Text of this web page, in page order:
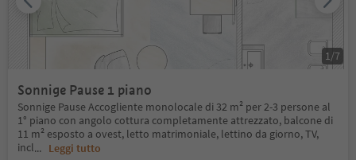
Sonnige Pause 1 piano
Sonnige Pause Accogliente monolocale di 32 m² per 2-3 persone al
1° piano con angolo cottura completamente attrezzato, balcone di
11 m² esposto a ovest, letto matrimoniale, lettino da giorno, TV,
incl... Leggi tutto
1 /7